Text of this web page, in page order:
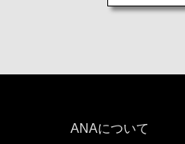
ANAについて